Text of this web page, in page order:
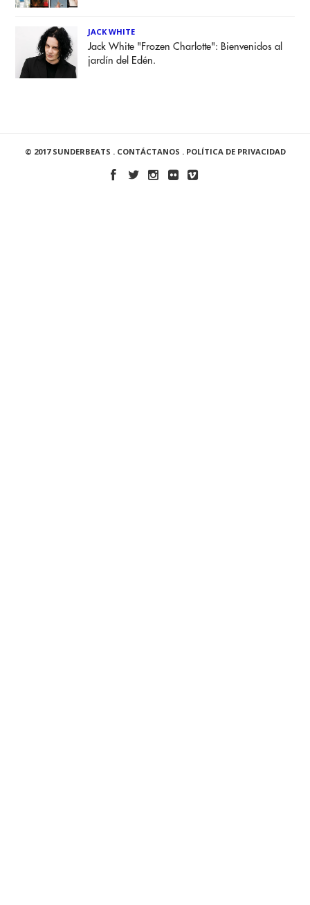
JACK WHITE
Jack White "Frozen Charlotte": Bienvenidos al
jardín del Edén.
© 2017 SUNDERBEATS . CONTÁCTANOS . POLÍTICA DE PRIVACIDAD